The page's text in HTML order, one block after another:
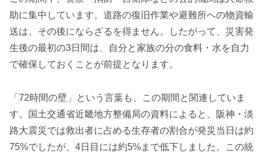
助に集中しています。道路の復旧作業や避難所への物資輸
送は、その後にならざるを得ません。したがって、災害発
生後の最初の3日間は、自分と家族の分の食料・水を自力
で確保しておくことが前提となります。
「72時間の壁」という言葉も、この期間と関連していま
す。国土交通省近畿地方整備局の資料によると、阪神・淡
路大震災では救出者に占める生存者の割合が発災当日は約
75%でしたが、4日目には約5%まで低下しました。この統